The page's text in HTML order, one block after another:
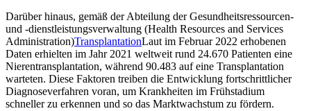
Darüber hinaus, gemäß der Abteilung der Gesundheitsressourcen-
und -dienstleistungsverwaltung (Health Resources and Services
Administration)TransplantationLaut im Februar 2022 erhobenen
Daten erhielten im Jahr 2021 weltweit rund 24.670 Patienten eine
Nierentransplantation, während 90.483 auf eine Transplantation
warteten. Diese Faktoren treiben die Entwicklung fortschrittlicher
Diagnoseverfahren voran, um Krankheiten im Frühstadium
schneller zu erkennen und so das Marktwachstum zu fördern.